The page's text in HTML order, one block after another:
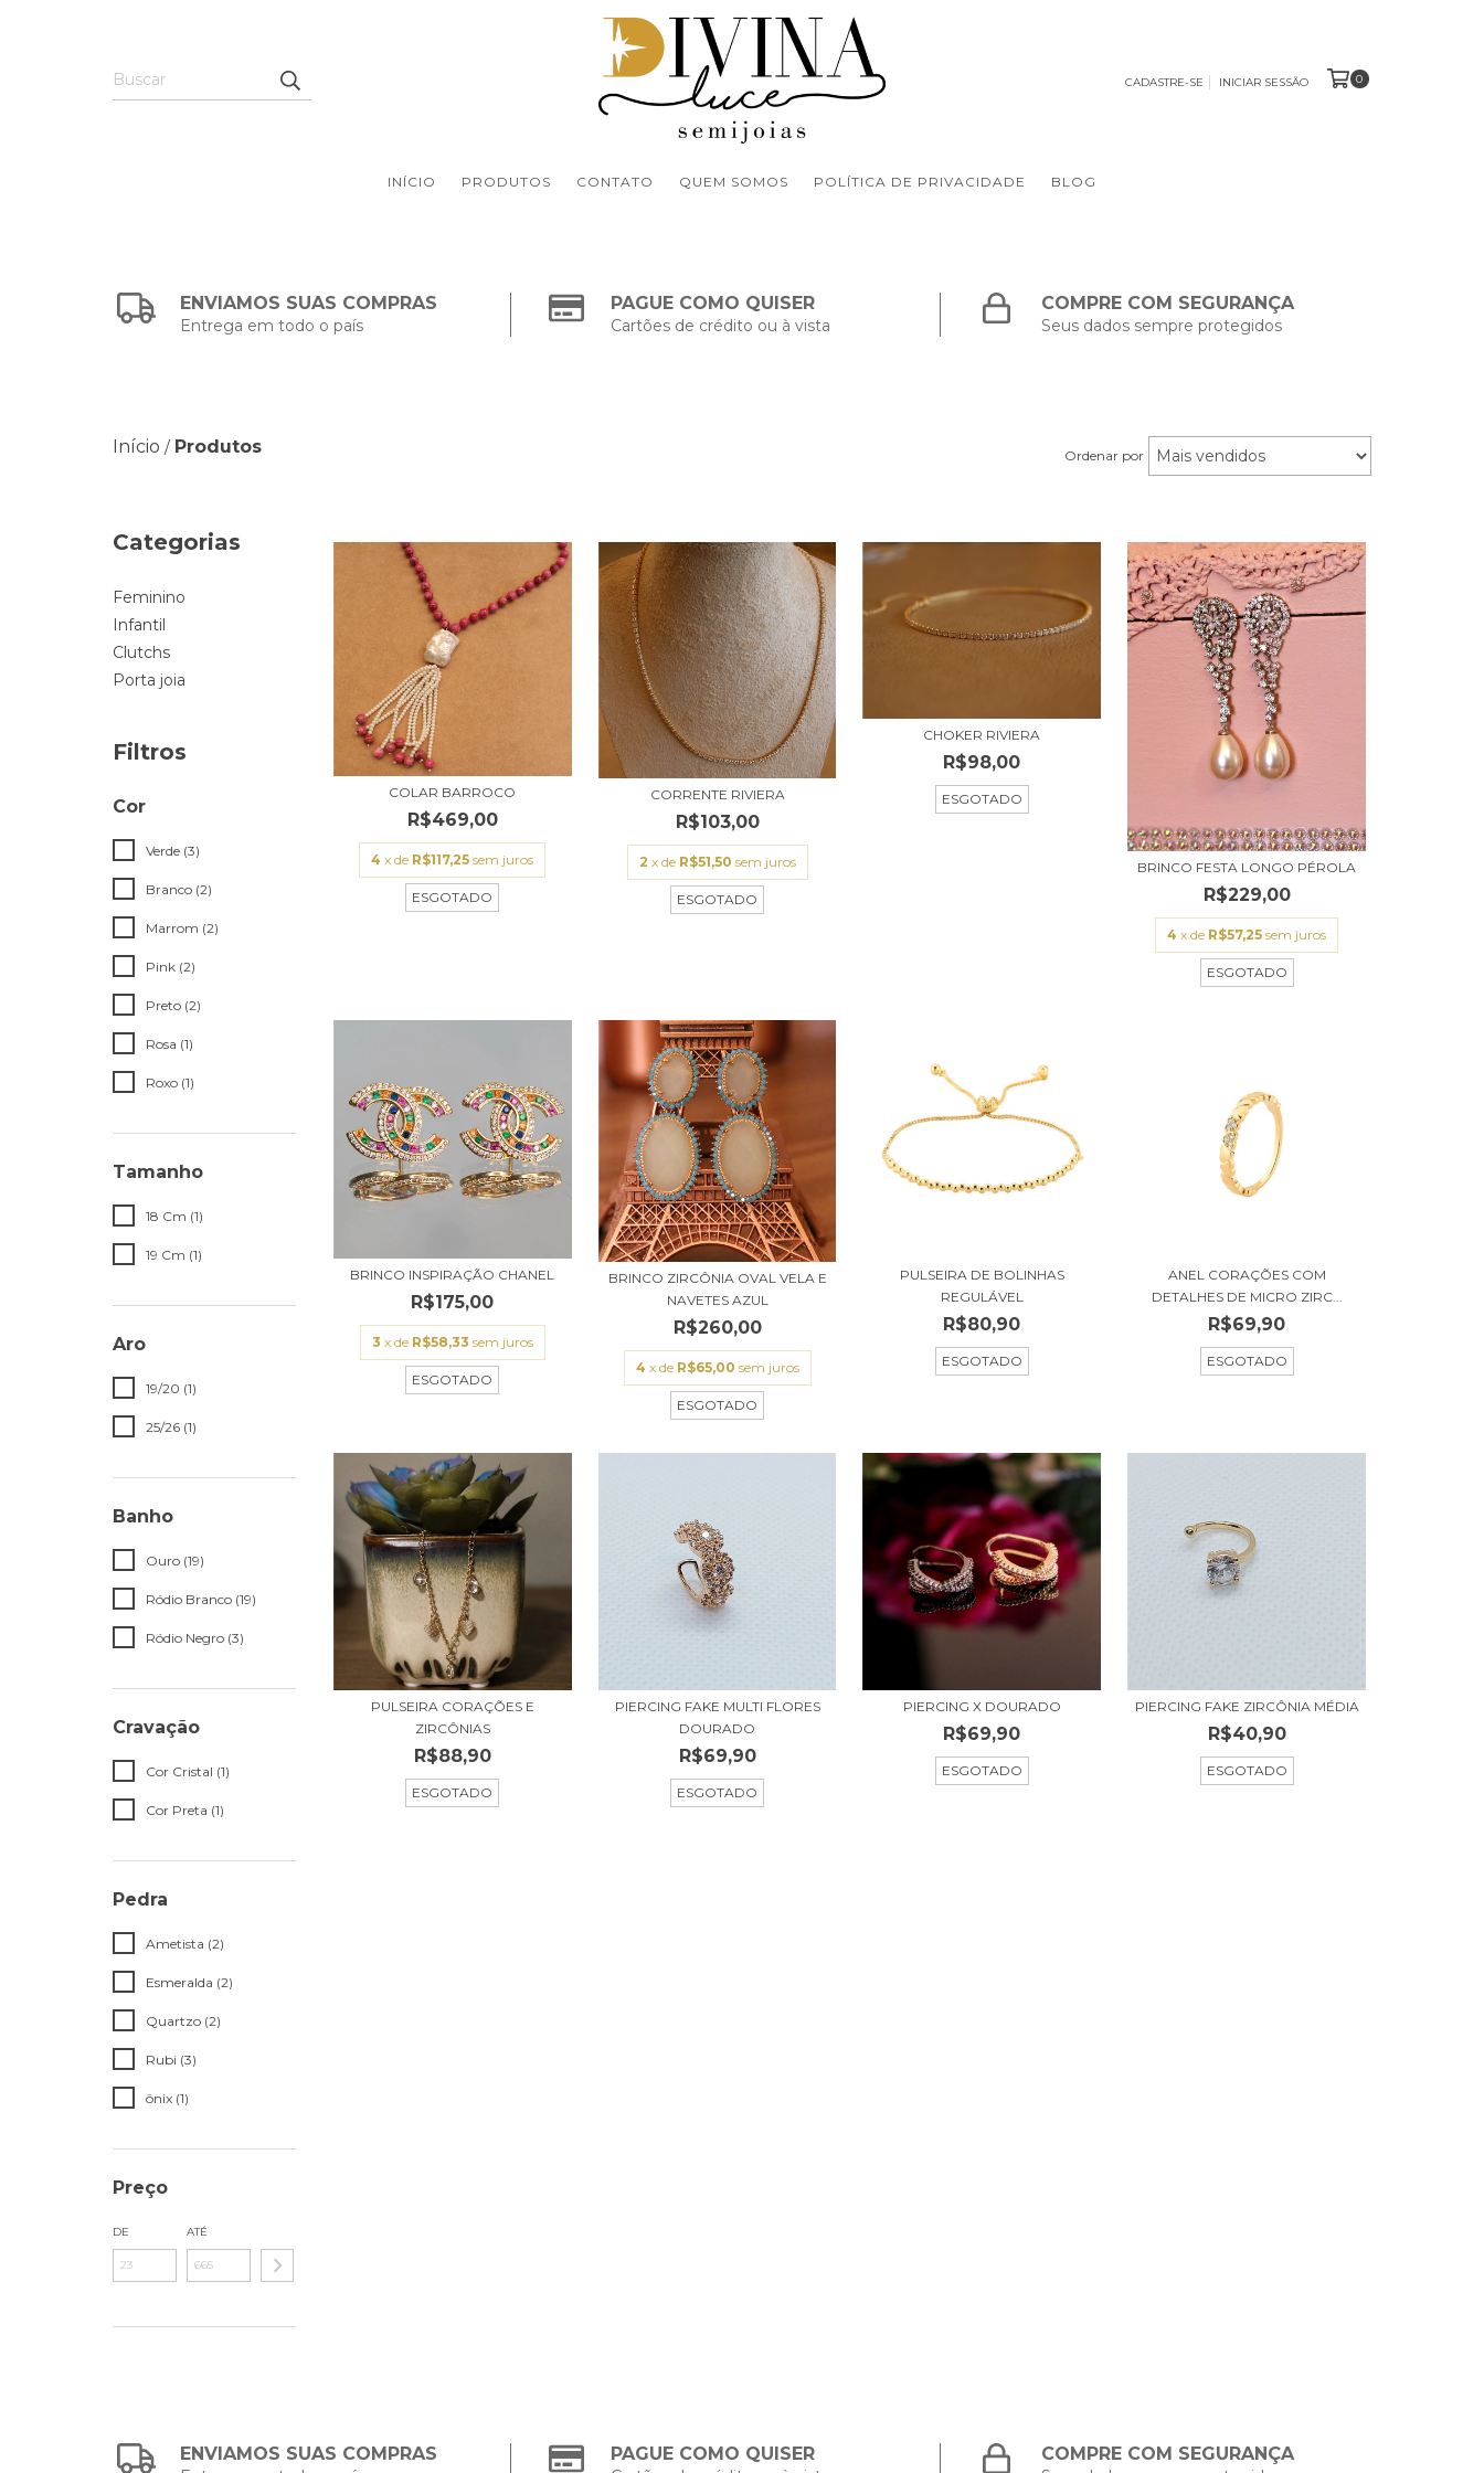
CADASTRE-SE INICIAR SESSÃO 0
INÍCIO PRODUTOS CONTATO QUEM SOMOS POLÍTICA DE PRIVACIDADE BLOG
ENVIAMOS SUAS COMPRAS
Entrega em todo o país
PAGUE COMO QUISER
Cartões de crédito ou à vista
COMPRE COM SEGURANÇA
Seus dados sempre protegidos
Início / Produtos Ordenar por
Categorias
Feminino
Infantil
Clutchs
Porta joia
Filtros
Cor
Verde (3)
Branco (2)
Marrom (2)
Pink (2)
Preto (2)
Rosa (1)
Roxo (1)
Tamanho
18 Cm (1)
19 Cm (1)
Aro
19/20 (1)
25/26 (1)
Banho
Ouro (19)
Ródio Branco (19)
Ródio Negro (3)
Cravação
Cor Cristal (1)
Cor Preta (1)
Pedra
Ametista (2)
Esmeralda (2)
Quartzo (2)
Rubi (3)
ônix (1)
Preço
DE ATÉ
COLAR BARROCO
R$469,00
4 x de R$117,25 sem juros
ESGOTADO
CORRENTE RIVIERA
R$103,00
2 x de R$51,50 sem juros
ESGOTADO
CHOKER RIVIERA
R$98,00
ESGOTADO
BRINCO FESTA LONGO PÉROLA
R$229,00
4 x de R$57,25 sem juros
ESGOTADO
BRINCO INSPIRAÇÃO CHANEL
R$175,00
3 x de R$58,33 sem juros
ESGOTADO
BRINCO ZIRCÔNIA OVAL VELA E
NAVETES AZUL
R$260,00
4 x de R$65,00 sem juros
ESGOTADO
PULSEIRA DE BOLINHAS
REGULÁVEL
R$80,90
ESGOTADO
ANEL CORAÇÕES COM
DETALHES DE MICRO ZIRC...
R$69,90
ESGOTADO
PULSEIRA CORAÇÕES E
ZIRCÔNIAS
R$88,90
ESGOTADO
PIERCING FAKE MULTI FLORES
DOURADO
R$69,90
ESGOTADO
PIERCING X DOURADO
R$69,90
ESGOTADO
PIERCING FAKE ZIRCÔNIA MÉDIA
R$40,90
ESGOTADO
ENVIAMOS SUAS COMPRAS PAGUE COMO QUISER COMPRE COM SEGURANÇA